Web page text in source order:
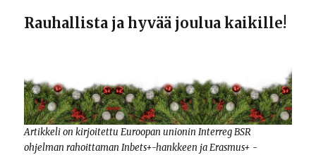
Rauhallista ja hyvää joulua kaikille!
Artikkeli on kirjoitettu Euroopan unionin Interreg BSR
ohjelman rahoittaman Inbets+-hankkeen ja Erasmus+ -